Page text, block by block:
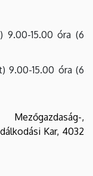
9.00-15.00 óra (6
9.00-15.00 óra (6
,
Kar, 4032